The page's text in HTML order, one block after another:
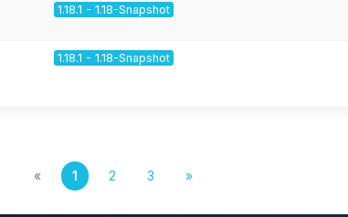
1.18.1 - 1.18-Snapshot
1.18.1 - 1.18-Snapshot
« 1 2 3 »